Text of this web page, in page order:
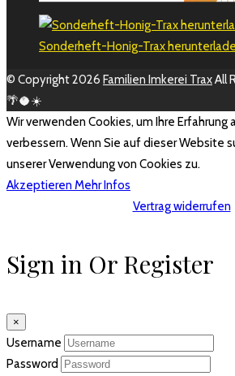
Sonderheft-Honig-Trax
© Copyright 2026 Familien Imkerei TraxAll
🌴🥥☀️
Wir verwenden Cookies, um Ihre
verbessern. Wenn Sie auf dieser Website
unserer Verwendung von Cookies zu.
AkzeptierenMehr Infos
Vertrag widerrufen
Sign in Or Register
×
Username
Password